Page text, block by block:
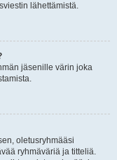
lähettämistä.
jäsenille värin joka
oletusryhmääsi
ryhmäväriä ja titteliä.